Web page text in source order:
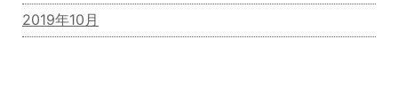
2019年10月